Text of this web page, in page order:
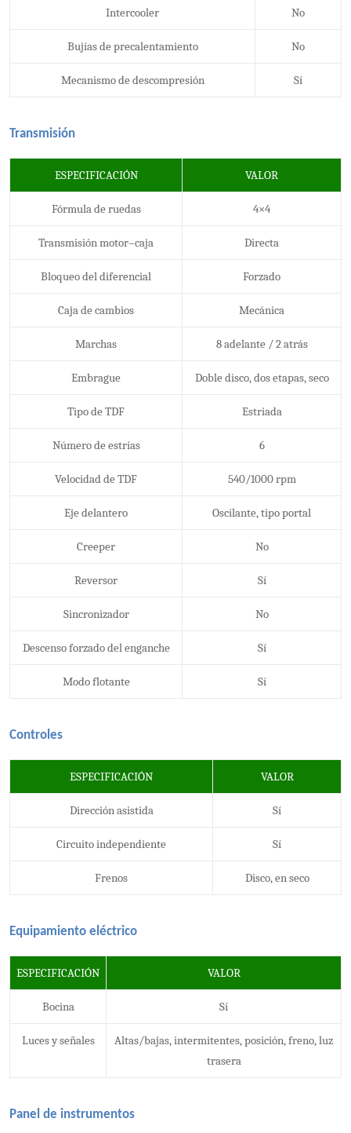
Intercooler No
Bujías de precalentamiento No
Mecanismo de descompresión Sí
Transmisión
ESPECIFICACIÓN VALOR
Fórmula de ruedas 4×4
Transmisión motor–caja Directa
Bloqueo del diferencial Forzado
Caja de cambios Mecánica
Marchas 8 adelante / 2 atrás
Embrague Doble disco, dos etapas, seco
Tipo de TDF Estriada
Número de estrías 6
Velocidad de TDF 540/1000 rpm
Eje delantero Oscilante, tipo portal
Creeper No
Reversor Sí
Sincronizador No
Descenso forzado del enganche Sí
Modo flotante Sí
Controles
ESPECIFICACIÓN VALOR
Dirección asistida Sí
Circuito independiente Sí
Frenos Disco, en seco
Equipamiento eléctrico
ESPECIFICACIÓN VALOR
Bocina Sí
Luces y señales
Altas/bajas, intermitentes, posición, freno, luz
trasera
Panel de instrumentos